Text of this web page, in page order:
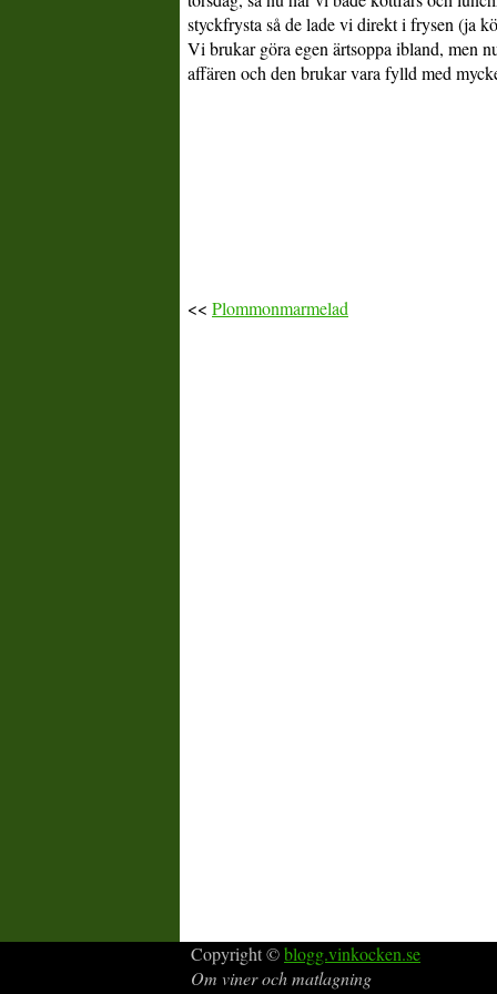
styckfrysta så de lade vi direkt i frysen (ja
Vi brukar göra egen ärtsoppa ibland, men
affären och den brukar vara fylld med
<< Plommonmarmelad
Copyright ©blogg.vinkocken.se
Om viner och matlagning